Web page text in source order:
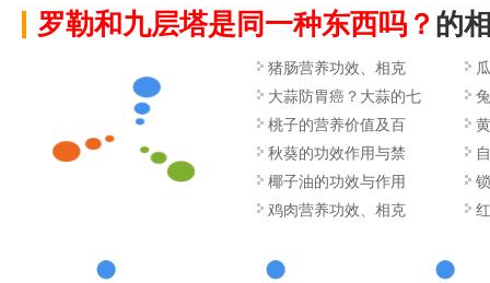
罗勒和九层塔是同一种东西吗？ 的
猪肠营养功效、相克
大蒜防胃癌？大蒜的七
桃子的营养价值及百
秋葵的功效作用与禁
椰子油的功效与作用
鸡肉营养功效、相克